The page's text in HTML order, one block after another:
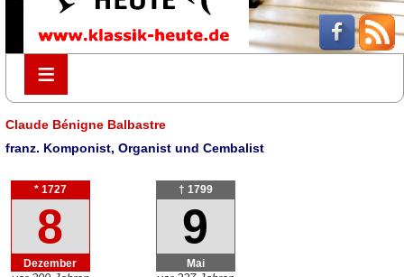
≡
≡
Claude Bénigne Balbastre
franz. Komponist, Organist und Cembalist
* 1727
8
Dezember
† 1799
9
Mai